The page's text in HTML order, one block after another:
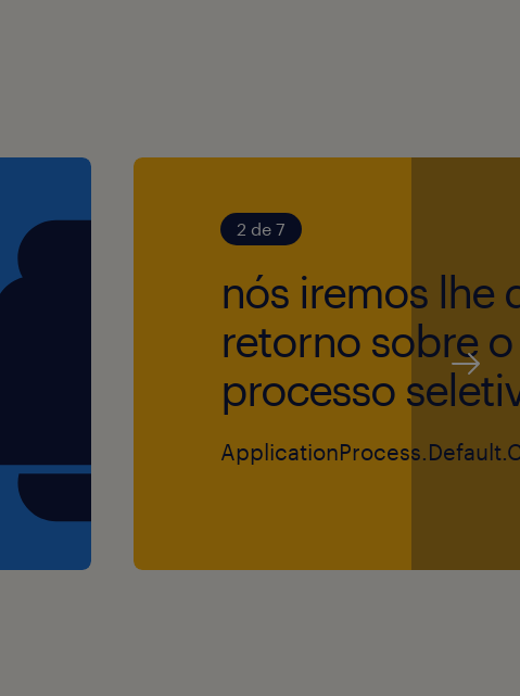
intermediário sobre o
o domínio sobre Power BI
e melhoria contínua,
desejável Yellow Belt;
para trabalho 100%
2 de 7
nós iremos lhe
retorno sobre o
processo